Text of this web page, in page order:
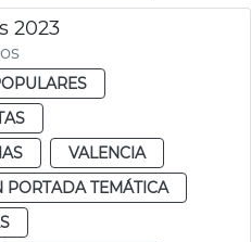
2023
VALENCIA
PORTADA TEMÁTICA